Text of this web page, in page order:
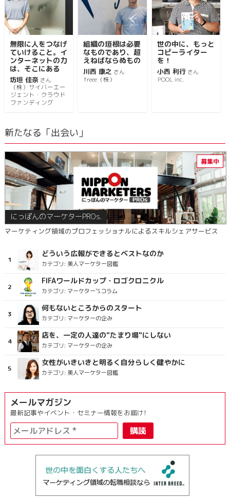
無限に人をつなげ
ていけること。イ
ンターネットの力
は、そこにある
坊垣 佳奈 さん
（株）サイバーエー
ジェント・クラウド
ファンディング
組織の垣根は必要
なものであり、超
えねばならぬもの
川西 康之 さん
freee（株）
世の中に、もっと
コピーライター
を！
小西 利行 さん
POOL inc.
新たなる「出会い」
にっぽんのマーケターPROs.
マーケティング領域のプロフェッショナルによるスキルシェアサービス
どういう広報ができるとベストなのか
カテゴリ: 美人マーケター図鑑
FIFAワールドカップ・ロゴクロニクル
カテゴリ: マーケター’Sコラム
何もないところからのスタート
カテゴリ: マーケターの企み
店を、一定の人達の"たまり場"にしない
カテゴリ: マーケターの企み
女性がいきいきと明るく自分らしく健やかに
カテゴリ: 美人マーケター図鑑
メールマガジン
最新記事やイベント・セミナー情報をお届け!